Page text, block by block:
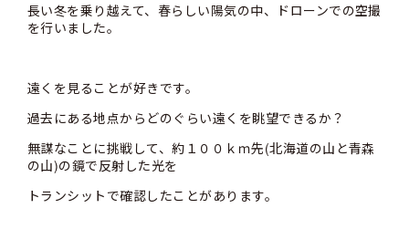
長い冬を乗り越えて、春らしい陽気の中、ドローンでの空撮
を行いました。
遠くを見ることが好きです。
過去にある地点からどのぐらい遠くを眺望できるか？
無謀なことに挑戦して、約１００ｋｍ先(北海道の山と青森
の山)の鏡で反射した光を
トランシットで確認したことがあります。